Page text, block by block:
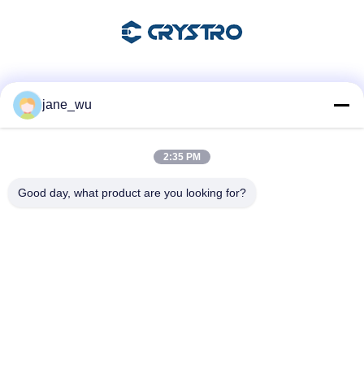
전화
jane_wu
2:35 PM
Good day, what product are you looking for?